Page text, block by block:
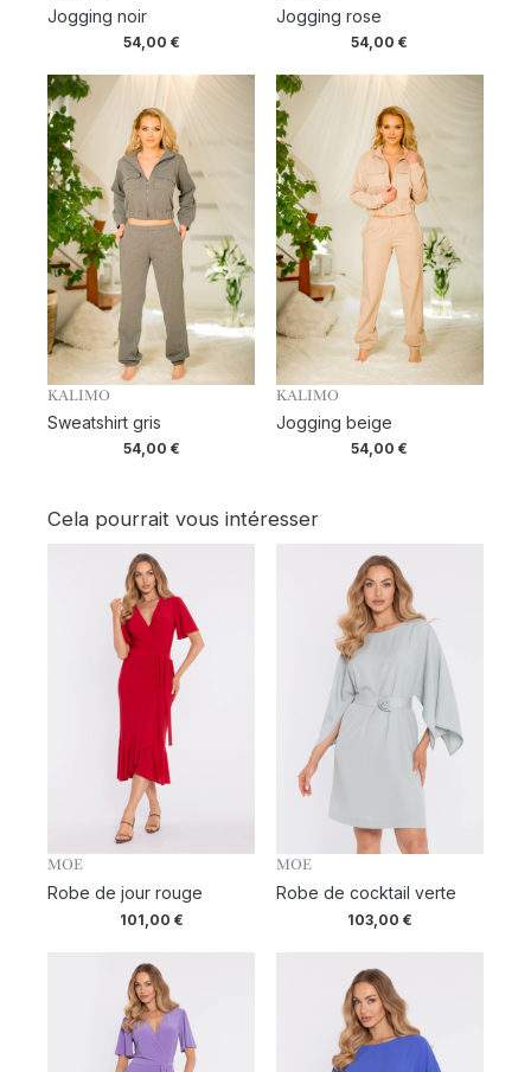
Jogging noir
54,00 €
Jogging rose
54,00€
KALIMO
Sweatshirt gris
54,00 €
KALIMO
Jogging beige
54,00€
Cela pourrait vous intéresser
MOE
Robe de jour rouge
101,00 €
MOE
Robe de cocktail verte
103,00 €